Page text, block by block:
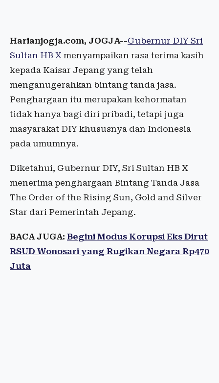
Harianjogja.com, JOGJA--Gubernur DIY Sri
Sultan HB X menyampaikan rasa terima kasih
kepada Kaisar Jepang yang telah
menganugerahkan bintang tanda jasa.
Penghargaan itu merupakan kehormatan
tidak hanya bagi diri pribadi, tetapi juga
masyarakat DIY khususnya dan Indonesia
pada umumnya.
Diketahui, Gubernur DIY, Sri Sultan HB X
menerima penghargaan Bintang Tanda Jasa
The Order of the Rising Sun, Gold and Silver
Star dari Pemerintah Jepang.
BACA JUGA: Begini Modus Korupsi Eks Dirut
RSUD Wonosari yang Rugikan Negara Rp470
Juta